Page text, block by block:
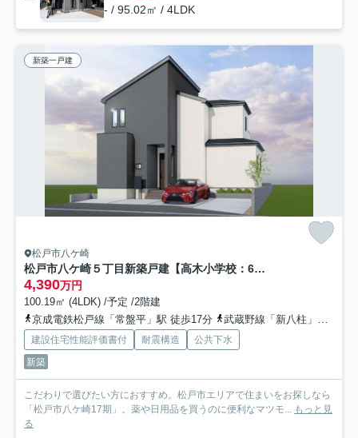
- / 95.02㎡ / 4LDK
新築一戸建
松戸市八ケ崎
松戸市八ケ崎５丁目新築戸建【高木小学校：6分】
4,390万円
100.19㎡ (4LDK) /予定 /2階建
京成電鉄松戸線「常盤平」駅 徒歩17分
武蔵野線「新八柱」駅 徒歩27分
建設住宅性能評価書付 耐震構造
公共下水
新築
こだわりで選びたい方におすすめ。松戸市エリアで住まいをお探しなら
「松戸市八ケ崎17期」。薬や日用品を買うのに便利なマツモ...
もっと見
る